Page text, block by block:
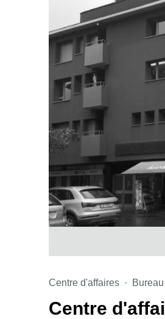
Centre d'affaires Bureau
Centre